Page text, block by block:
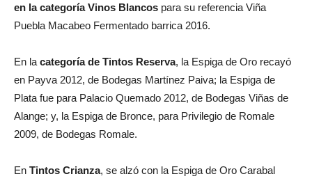
en la categoría Vinos Blancos para su referencia Viña
Puebla Macabeo Fermentado barrica 2016.
En la categoría de Tintos Reserva, la Espiga de Oro recayó
en Payva 2012, de Bodegas Martínez Paiva; la Espiga de
Plata fue para Palacio Quemado 2012, de Bodegas Viñas de
Alange; y, la Espiga de Bronce, para Privilegio de Romale
2009, de Bodegas Romale.
En Tintos Crianza, se alzó con la Espiga de Oro Carabal